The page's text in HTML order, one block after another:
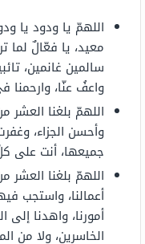
اللهمّ يا ودود يا
معيد، يا فعّالٌ لما
سالمين غانمين،
واعفُ عنّا، وارحمنا
اللهمّ بلغنا العشر
وأحسن الجزاء،
جميعها، أنت على
اللهمّ بلغنا العشر
أعمالنا، واستجب
أمورنا، واهدنا
الخاسرين، ولا من